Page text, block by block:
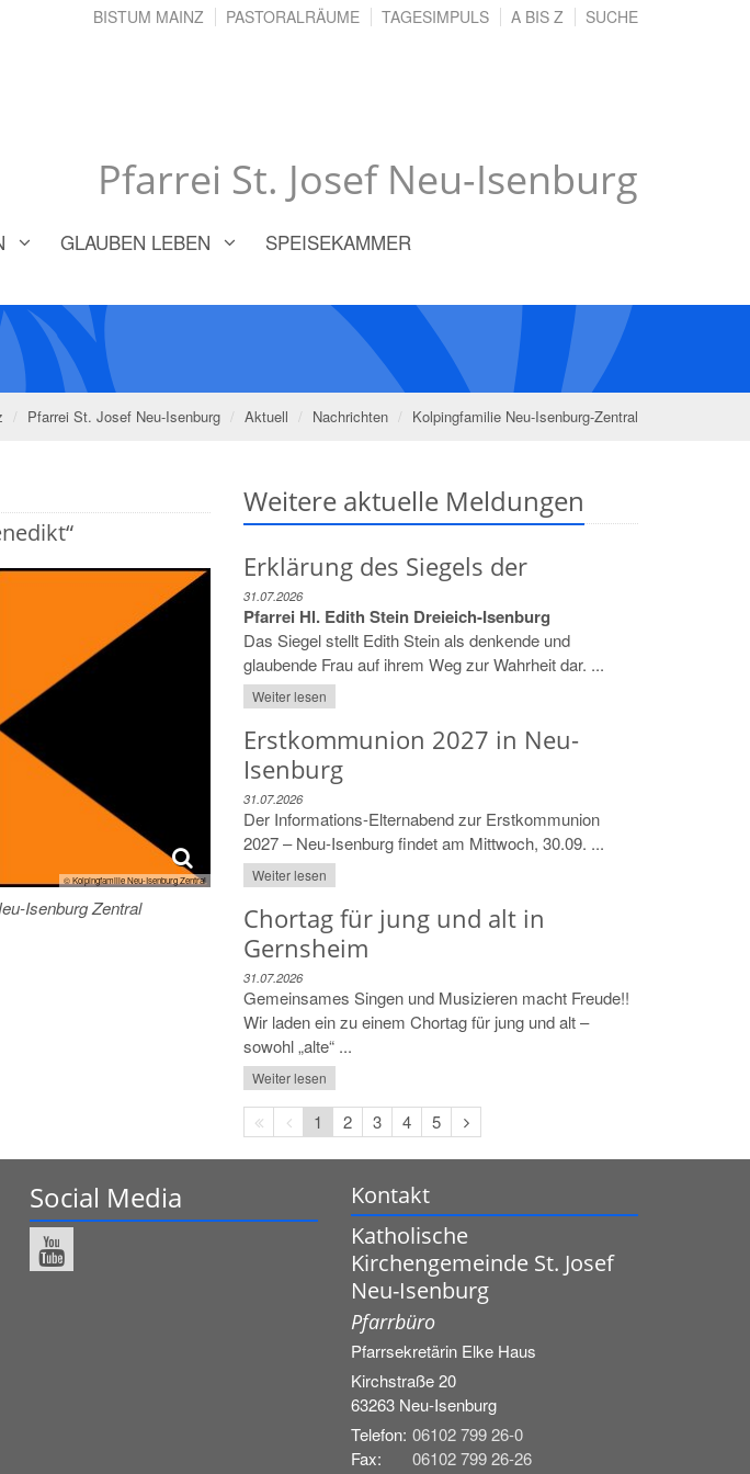
Pfarrei St. Josef Neu-Isenburg
BISTUM MAINZ PASTORALRÄUME TAGESIMPULS A BIS Z SUCHE
GLAUBEN LEBEN
SPEISEKAMMER
Pfarrei St. Josef Neu-Isenburg Aktuell Nachrichten Kolpingfamilie Neu-Isenburg-Zentral
© Kolpingfamilie Neu-Isenburg Zentral
Isenburg Zentral
Weitere aktuelle Meldungen
Erklärung des Siegels der
31.07.2026
Pfarrei Hl. Edith Stein Dreieich-Isenburg
Das Siegel stellt Edith Stein als denkende und
glaubende Frau auf ihrem Weg zur Wahrheit dar. ...
Weiter lesen
Erstkommunion 2027 in Neu-
Isenburg
31.07.2026
Der Informations-Elternabend zur Erstkommunion
2027 – Neu-Isenburg findet am Mittwoch, 30.09. ...
Weiter lesen
Chortag für jung und alt in
Gernsheim
31.07.2026
Gemeinsames Singen und Musizieren macht Freude!!
Wir laden ein zu einem Chortag für jung und alt –
sowohl „alte“ ...
Weiter lesen
Erste
Seite
Vorherige
Seite
1 2 3 4 5
Nächste
Seite
Social Media
Kontakt
Katholische
Kirchengemeinde St. Josef
Neu-Isenburg
Pfarrbüro
Pfarrsekretärin Elke Haus
Kirchstraße 20
63263 Neu-Isenburg
Telefon: 06102 799 26-0
Fax:
06102 799 26-26